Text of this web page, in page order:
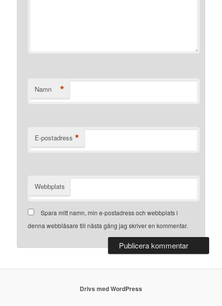
Namn *
E-postadress *
Webbplats
Spara mitt namn, min e-postadress och webbplats i
denna webbläsare till nästa gång jag skriver en kommentar.
Drivs med WordPress